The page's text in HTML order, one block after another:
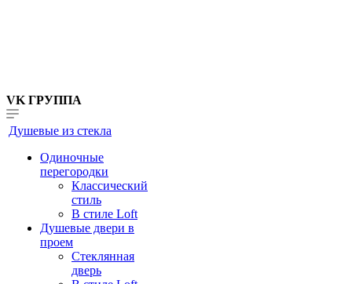
VK ГРУППА
Душевые из стекла
Одиночные
перегородки
Классический
стиль
В стиле Loft
Душевые двери в
проем
Стеклянная
дверь